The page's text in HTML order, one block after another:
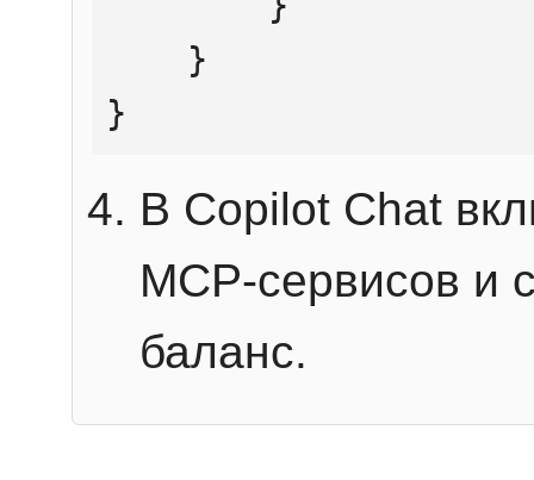
}
В Copilot Chat
MCP-сервисов и
баланс.